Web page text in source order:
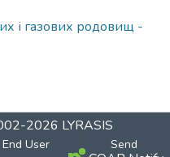
і газових родовищ -
2026 LYRASIS
End User
Send